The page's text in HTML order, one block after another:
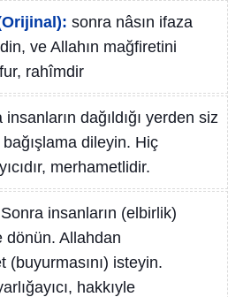
sonra nâsın ifaza
ve Allahın mağfiretini
rahîmdir
insanların dağıldığı yerden siz
bağışlama dileyin. Hiç
merhametlidir.
Sonra insanların (elbirlik)
dönün. Allahdan
(buyurmasını) isteyin.
hakkıyle